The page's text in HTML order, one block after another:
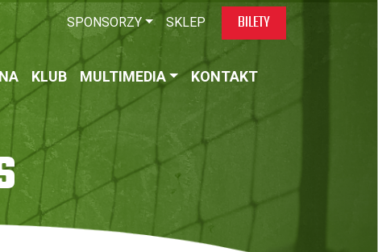
SPONSORZY SKLEP BILETY
KLUB MULTIMEDIA KONTAKT